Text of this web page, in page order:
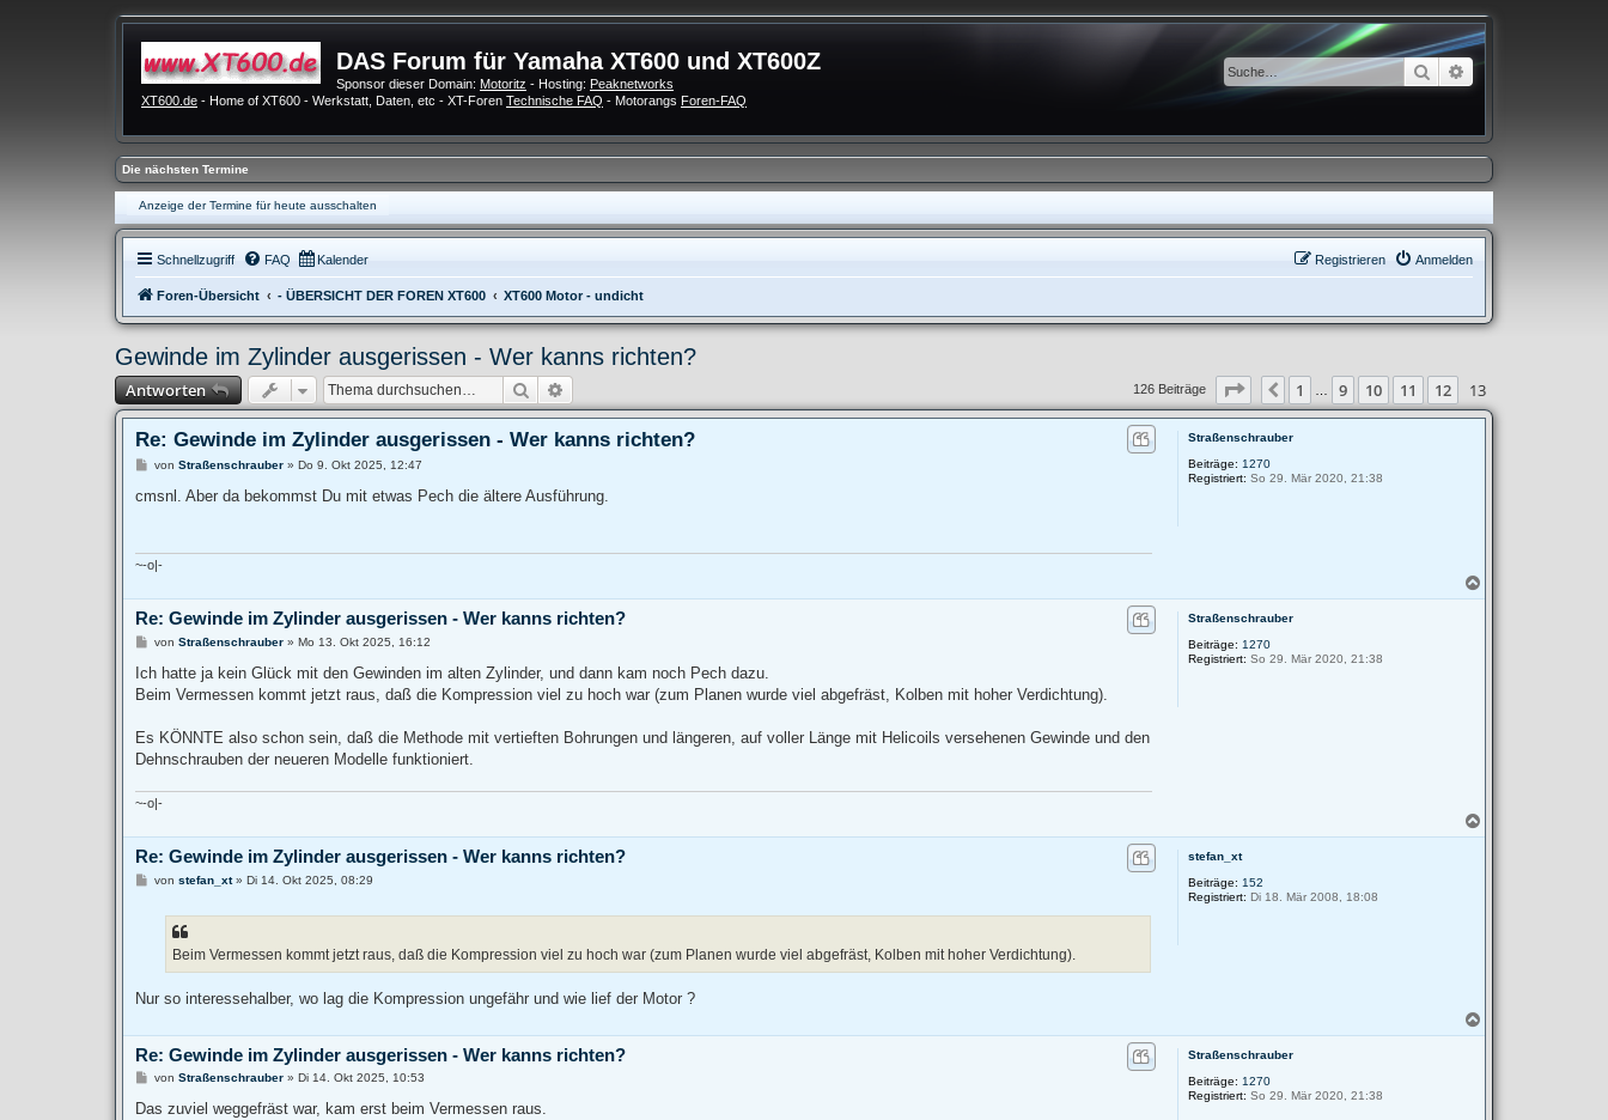
DAS Forum für Yamaha XT600 und XT600Z
Sponsor dieser Domain: Motoritz - Hosting: Peaknetworks
XT600.de - Home of XT600 - Werkstatt, Daten, etc - XT-Foren Technische FAQ - Motorangs Foren-FAQ
Suche Erweiterte Suche
Die nächsten Termine
Anzeige der Termine für heute ausschalten
Schnellzugriff FAQ Kalender Anmelden
Registrieren
Foren-Übersicht - ÜBERSICHT DER FOREN XT600 XT600 Motor - undicht
Gewinde im Zylinder ausgerissen - Wer kanns richten?
Antworten Suche 126 Beiträge Seite 13 13
Vorherige
1 9 10 11 12 13
Straßenschrauber
Beiträge: 1270
Registriert: So 29. Mär 2020, 21:38
Re: Gewinde im Zylinder ausgerissen - Wer kanns richten?
B
i
von Straßenschrauber» Do 9. Okt 2025, 12:47
cmsnl. Aber da bekommst Du mit etwas Pech die ältere Ausführung.
~-o|-
a
Straßenschrauber
Beiträge: 1270
Registriert: So 29. Mär 2020, 21:38
Re: Gewinde im Zylinder ausgerissen - Wer kanns richten?
B
i
r
von Straßenschrauber» Mo 13. Okt 2025, 16:12
Ich hatte ja kein Glück mit den Gewinden im alten Zylinder, und dann kam noch Pech dazu.
Beim Vermessen kommt jetzt raus, daß die Kompression viel zu hoch war (zum Planen wurde viel abgefräst, Kolben mit hoher Verdichtung).
Es KÖNNTE also schon sein, daß die Methode mit vertieften Bohrungen und längeren, auf voller Länge mit Helicoils versehenen Gewinde und den
Dehnschrauben der neueren Modelle funktioniert.
~-o|-
a
stefan_xt
Beiträge: 152
Registriert: Di 18. Mär 2008, 18:08
Re: Gewinde im Zylinder ausgerissen - Wer kanns richten?
Bvon stefan_xt» Di 14. Okt 2025, 08:29
Beim Vermessen kommt jetzt raus, daß die Kompression viel zu hoch war (zum Planen wurde viel abgefräst, Kolben mit hoher Verdichtung).
Nur so interessehalber, wo lag die Kompression ungefähr und wie lief der Motor ?
a
Straßenschrauber
Beiträge: 1270
Registriert: So 29. Mär 2020, 21:38
Re: Gewinde im Zylinder ausgerissen - Wer kanns richten?
B
i
von Straßenschrauber» Di 14. Okt 2025, 10:53
Das zuviel weggefräst war, kam erst beim Vermessen raus.